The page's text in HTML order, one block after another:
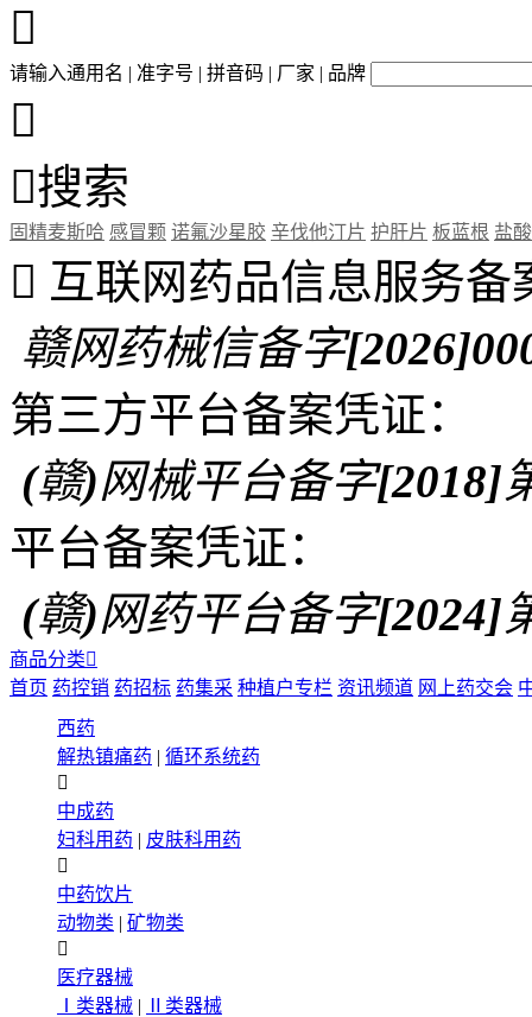

请输入通用名 | 准字号 | 拼音码 | 厂家 | 品牌

搜索
固精麦斯哈 感冒颗 诺氟沙星胶 辛伐他汀片 护肝片 板蓝根 盐
 互联网药品信息服务备
赣网药械信备字
第三方平台备案凭证：
(赣)网械平台备字[2018]
平台备案凭证：
(赣)网药平台备字[2024]
商品分类
首页 药控销 药招标 药集采 种植户专栏 资讯频道 网上药交会
西药
解热镇痛药 | 循环系统药

中成药
妇科用药 | 皮肤科用药

中药饮片
动物类 | 矿物类

医疗器械
Ⅰ类器械 |
Ⅱ类器械